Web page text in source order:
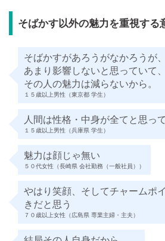
そばかす以外の魅力を重視する
そばかすがあろうがなかろうが
あまり影響しないと思っていて
その人の魅力は減らないから。
１５歳以上男性（東京都 学生）
人間は性格・中身が全てと思っ
１５歳以上男性（兵庫県 学生）
魅力は顔じゃ無い
５０代女性（長崎県 会社勤務（一般社員））
やはり笑顔、そしてチャームポ
きだと思う
７０歳以上女性（広島県 専業主婦・主夫）